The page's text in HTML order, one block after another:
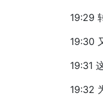
19:29
19:30
19:31
19:32